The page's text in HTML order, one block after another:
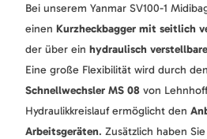
Bei unserem Yanmar SV100-1
einen Kurzheckbagger mit seitlich
der über ein hydraulisch
Eine große Flexibilität wird durch den
Schnellwechsler MS 08 von
Hydraulikkreislauf ermöglicht den
Arbeitsgeräten. Zusätzlich haben